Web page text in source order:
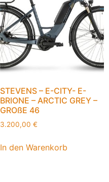
STEVENS – E-CITY- E-
BRIONE – ARCTIC GREY –
GROßE 46
3.200,00 €
In den Warenkorb